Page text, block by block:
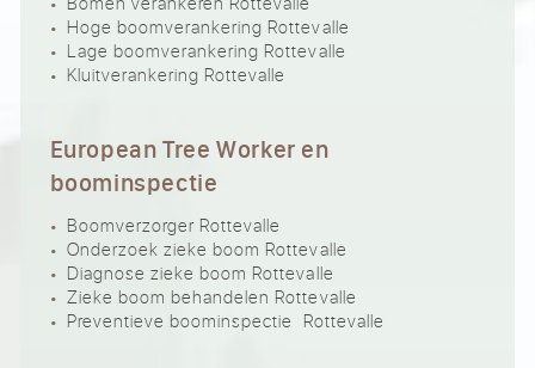
Hoge boomverankering Rottevalle
Lage boomverankering Rottevalle
Kluitverankering Rottevalle
European Tree Worker en
boominspectie
Boomverzorger Rottevalle
Onderzoek zieke boom Rottevalle
Diagnose zieke boom Rottevalle
Zieke boom behandelen Rottevalle
Preventieve boominspectie Rottevalle